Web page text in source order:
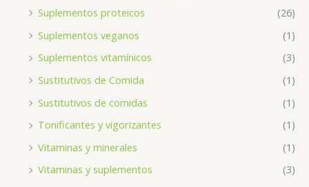
Suplementos proteicos
(26)
Suplementos veganos
(1)
Suplementos vitamínicos
(3)
Sustitutivos de Comida
(1)
Sustitutivos de comidas
(1)
Tonificantes y vigorizantes
(1)
Vitaminas y minerales
(1)
Vitaminas y suplementos
(3)